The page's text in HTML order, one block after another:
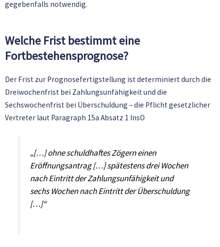
gegebenfalls notwendig.
Welche Frist bestimmt eine
Fortbestehensprognose?
Der Frist zur Prognosefertigstellung ist determiniert durch die
Dreiwochenfrist bei Zahlungsunfähigkeit und die
Sechswochenfrist bei Überschuldung – die Pflicht gesetzlicher
Vertreter laut Paragraph 15a Absatz 1 InsO
„[…] ohne schuldhaftes Zögern einen
Eröffnungsantrag […] spätestens drei Wochen
nach Eintritt der Zahlungsunfähigkeit und
sechs Wochen nach Eintritt der Überschuldung
[…]“